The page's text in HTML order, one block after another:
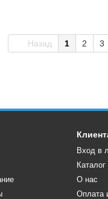
Назад 1 2 3
Вход в
Каталог
О нас
Оплата